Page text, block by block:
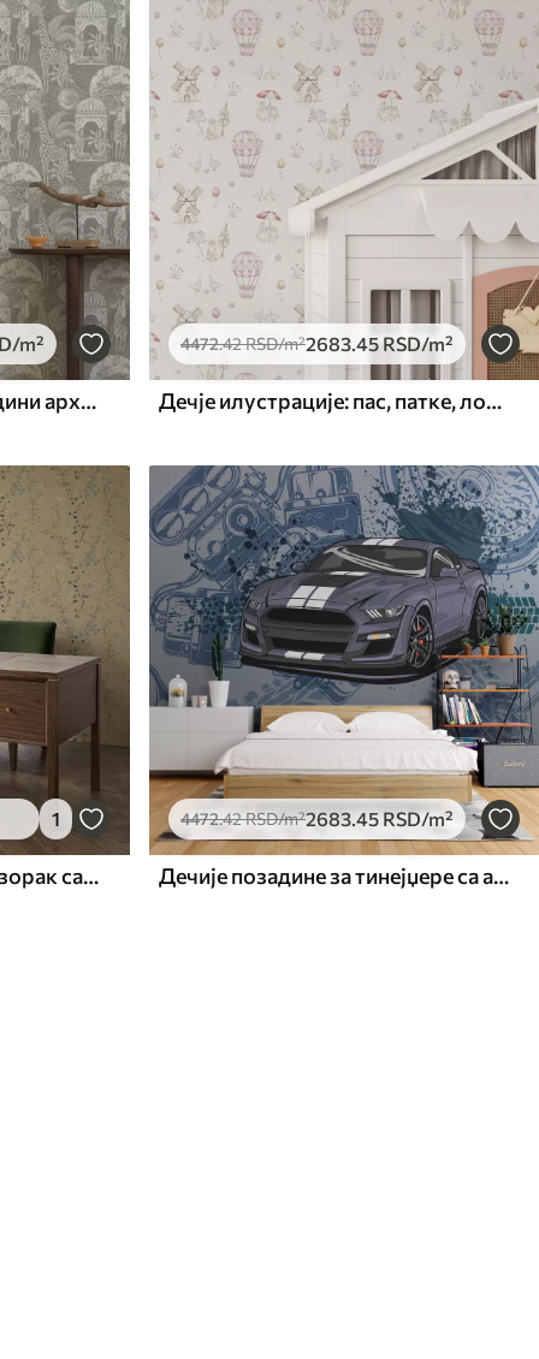
/m²
Жирафа и зебра на позадини архитектуре и тропског дрвећа
4472.42RSD/m²2683.45 RSD/m²
Дечје илустрације: пас, патке, лопте, млин
1
Апстрактни ботанички узорак са круговима
4472.42RSD/m²2683.45 RSD/m²
Дечије позадине за тинејџере са аутомобилом и графичким натписом у плавој боји